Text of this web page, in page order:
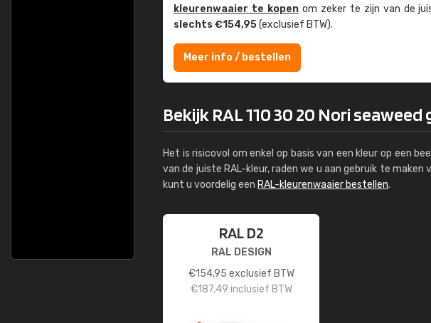
kleuren­waaier te kopenom zeker te zijn van de
slechts €154,95(exclusief BTW).
Meer info / bestellen
Bekijk RAL 110 30 20 Nori
Het is risicovol om enkel op basis van een kleur op een
van de juiste RAL-kleur, raden we u aan gebruik te maken
kunt u voordelig een RAL-kleurenwaaier bestellen.
RAL D2
RAL DESIGN
€154,95 exclusief BTW
€187,49 inclusief BTW